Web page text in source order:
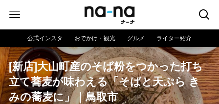
公式インスタ おでかけ・観光 グルメ ライター紹介
[新店]大山町産のそば粉をつかった打ち
立て蕎麦が味わえる「そばと天ぷら き
みの蕎麦に」｜鳥取市